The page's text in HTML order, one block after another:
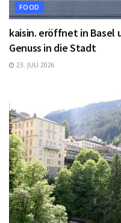
FOOD
kaisin. eröffnet in Basel
Genuss in die Stadt
23. JULI 2026